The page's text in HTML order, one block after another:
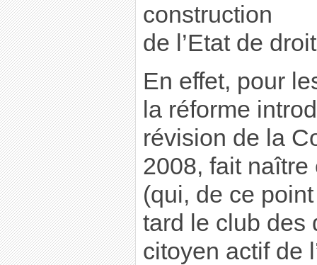
construction
de l’Etat de
En effet, pour
la réforme
révision de la
2008, fait naître
(qui, de ce
tard le club des
citoyen actif de